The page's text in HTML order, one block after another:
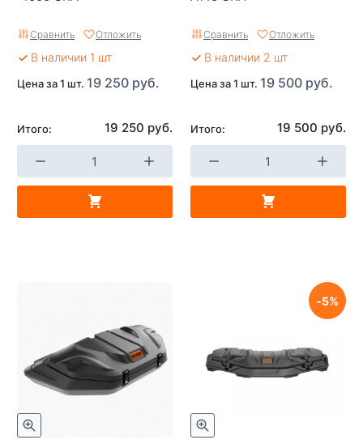
Сравнить Отложить
В наличии 1 шт
Цена за 1 шт. 19 250 руб.
Итого: 19 250 руб.
Сравнить Отложить
В наличии 2 шт
Цена за 1 шт. 19 500 руб.
Итого: 19 500 руб.
5